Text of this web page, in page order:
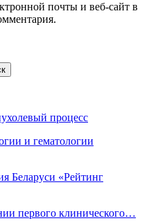
почты и веб-сайт в
процесс
и гематологии
Беларуси «Рейтинг
первого клинического…